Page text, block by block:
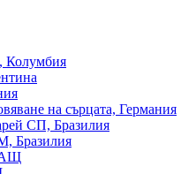
Колумбия
на сърцата, Германия
СП, Бразилия
Бразилия